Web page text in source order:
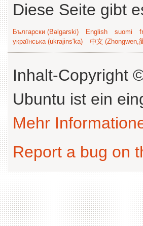
Diese Seite gibt
Български (Bəlgarski) English suomi
українська (ukrajins'ka)
中文 (Zhongwen,
Inhalt-Copyright
Ubuntu ist ein
Mehr
Report a bug on